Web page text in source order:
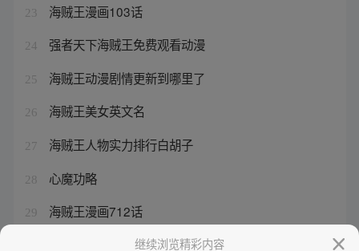
23 海贼王漫画103话
24 强者天下海贼王免费观看动漫
25 海贼王动漫剧情更新到哪里了
26 海贼王美女英文名
27 海贼王人物实力排行白胡子
28 心魔功略
29 海贼王漫画712话
海贼王女生的身材继续浏览精彩内容